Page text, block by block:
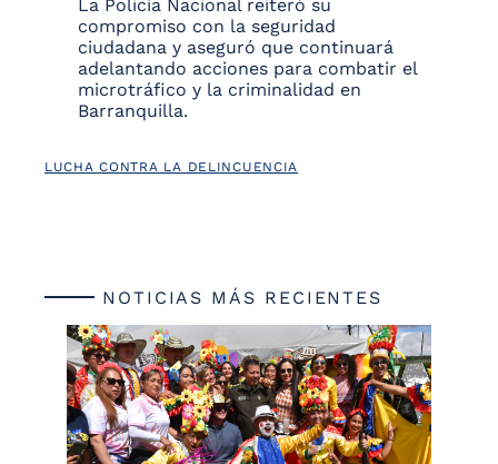
La Policía Nacional reiteró su
compromiso con la seguridad
ciudadana y aseguró que continuará
adelantando acciones para combatir el
microtráfico y la criminalidad en
Barranquilla.
LUCHA CONTRA LA DELINCUENCIA
NOTICIAS MÁS RECIENTES